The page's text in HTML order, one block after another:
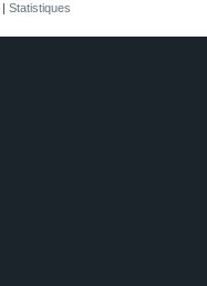
| Statistiques